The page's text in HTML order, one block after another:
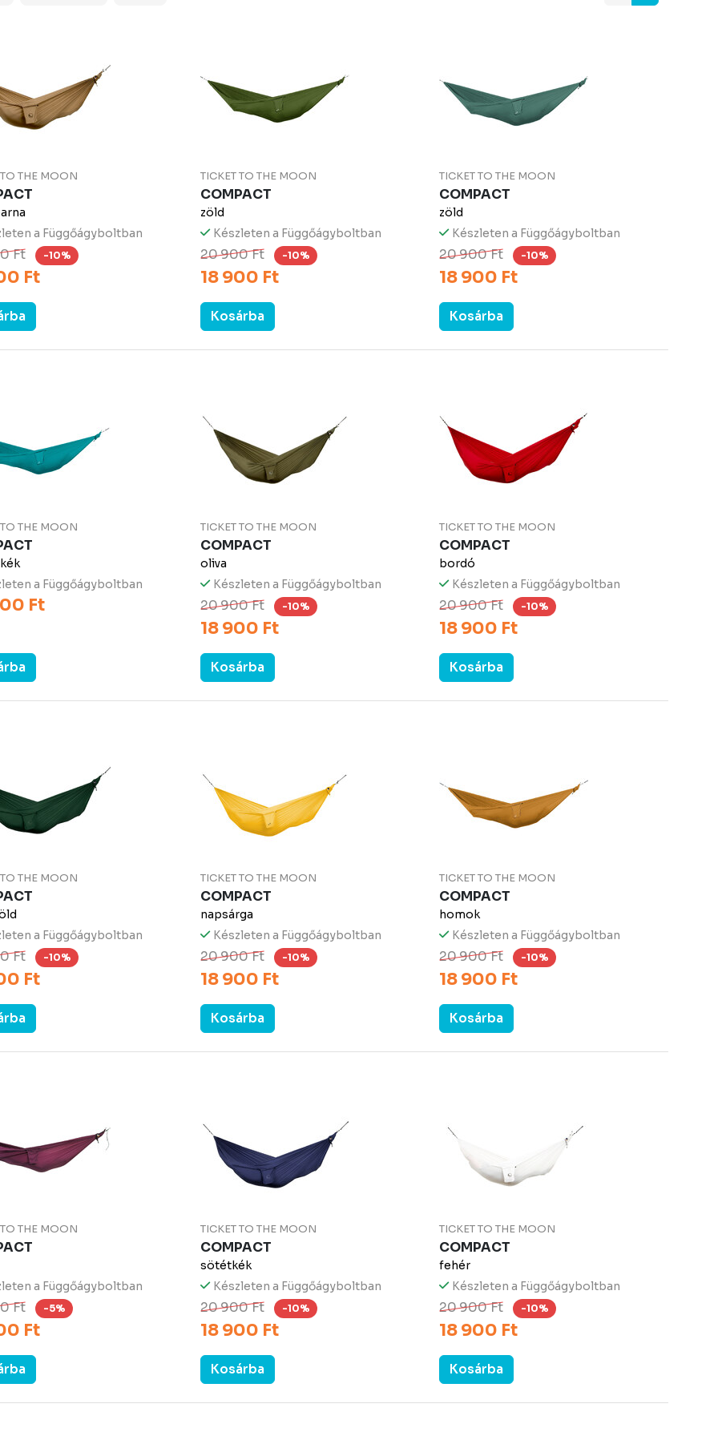
THE MOON
a Függőágyboltban
Ft -10%
Ft
TICKET TO THE MOON
COMPACT
zöld
Készleten a Függőágyboltban
20 900 Ft -10%
18 900 Ft
Kosárba
TICKET TO THE MOON
COMPACT
zöld
Készleten a Függőágyboltban
20 900 Ft -10%
18 900 Ft
Kosárba
THE MOON
a Függőágyboltban
Ft
TICKET TO THE MOON
COMPACT
oliva
Készleten a Függőágyboltban
20 900 Ft -10%
18 900 Ft
Kosárba
TICKET TO THE MOON
COMPACT
bordó
Készleten a Függőágyboltban
20 900 Ft -10%
18 900 Ft
Kosárba
THE MOON
a Függőágyboltban
Ft -10%
Ft
TICKET TO THE MOON
COMPACT
napsárga
Készleten a Függőágyboltban
20 900 Ft -10%
18 900 Ft
Kosárba
TICKET TO THE MOON
COMPACT
homok
Készleten a Függőágyboltban
20 900 Ft -10%
18 900 Ft
Kosárba
THE MOON
a Függőágyboltban
Ft -5%
Ft
TICKET TO THE MOON
COMPACT
sötétkék
Készleten a Függőágyboltban
20 900 Ft -10%
18 900 Ft
Kosárba
TICKET TO THE MOON
COMPACT
fehér
Készleten a Függőágyboltban
20 900 Ft -10%
18 900 Ft
Kosárba